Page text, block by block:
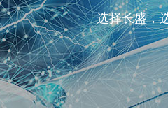
选择长盛，